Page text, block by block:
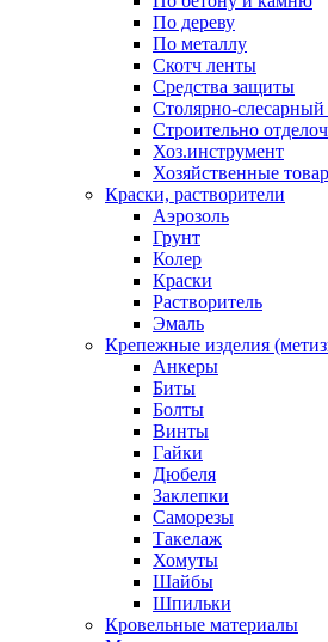
По дереву
По металлу
Скотч ленты
Средства защиты
Столярно-
Строительно
Хоз.инструмент
Хозяйственные
Краски, растворители
Аэрозоль
Грунт
Колер
Краски
Растворитель
Эмаль
Крепежные изделия
Анкеры
Биты
Болты
Винты
Гайки
Дюбеля
Заклепки
Саморезы
Такелаж
Хомуты
Шайбы
Шпильки
Кровельные материалы